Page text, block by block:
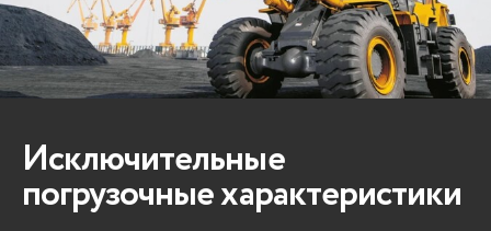
Исключительные
погрузочные характеристики